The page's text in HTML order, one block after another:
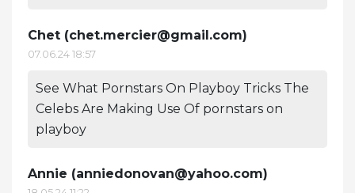
Chet (chet.mercier@gmail.com)
07.06.24 18:57
See What Pornstars On Playboy Tricks The
Celebs Are Making Use Of pornstars on
playboy
Annie (anniedonovan@yahoo.com)